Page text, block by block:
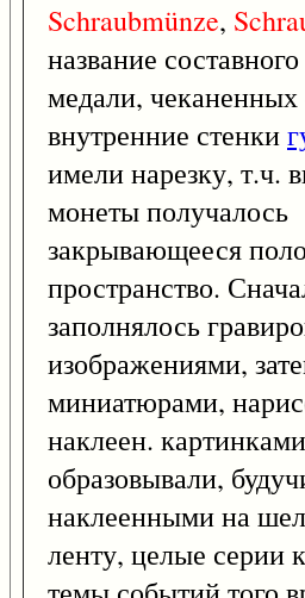
Schraubmünze,
название составного
медали, чеканенных
внутренние стенки
имели нарезку, т.ч.
монеты получалось
закрывающееся
пространство.
заполнялось
изображениями,
миниатюрами,
наклеен.
образовывали,
наклеенными на
ленту, целые серии